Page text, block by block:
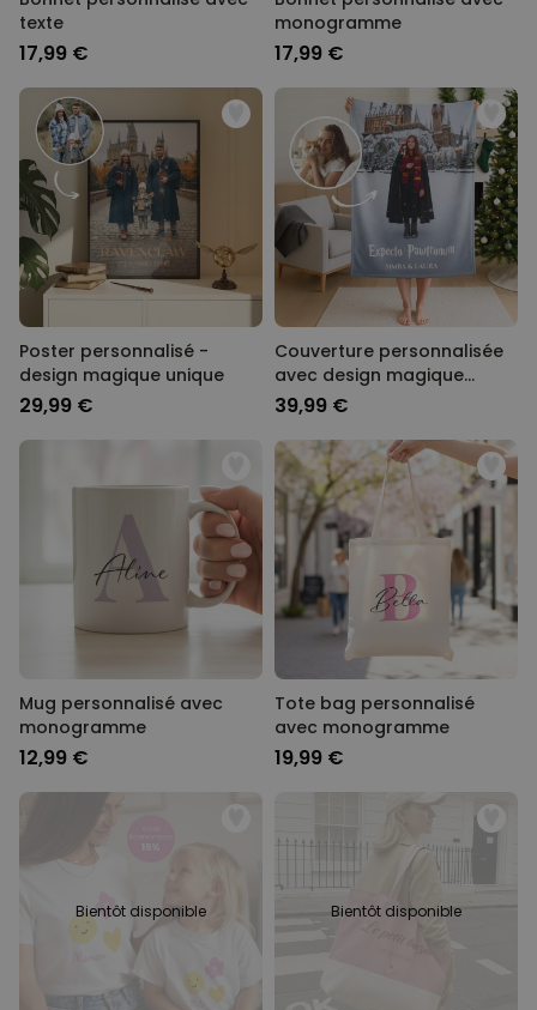
texte
17,99 €
monogramme
17,99 €
Poster personnalisé -
design magique unique
29,99 €
Couverture personnalisée
avec design magique
unique
39,99 €
Mug personnalisé avec
monogramme
12,99 €
Tote bag personnalisé
avec monogramme
19,99 €
Bientôt disponible Bientôt disponible